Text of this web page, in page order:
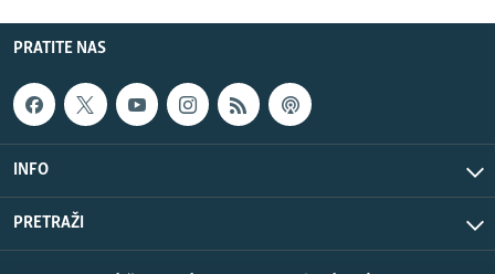
PRATITE NAS
INFO
PRETRAŽI